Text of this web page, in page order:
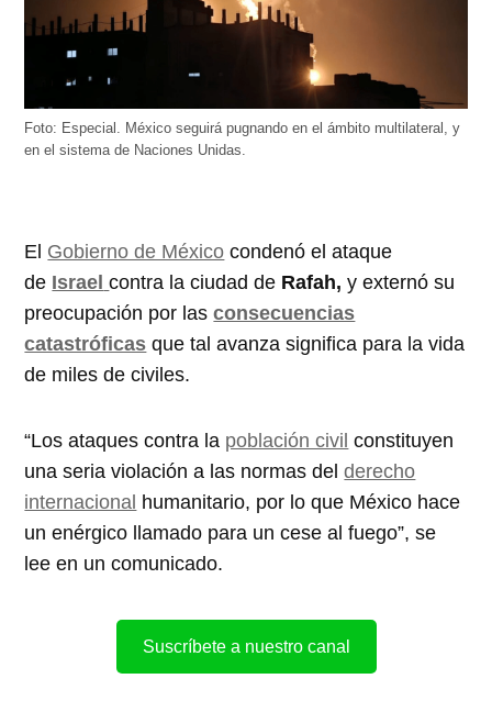
Foto: Especial. México seguirá pugnando en el ámbito multilateral, y
en el sistema de Naciones Unidas.
El Gobierno de México condenó el ataque
de Israel contra la ciudad de Rafah, y externó su
preocupación por lasconsecuencias
catastróficas que tal avanza significa para la vida
de miles de civiles.
“Los ataques contra la población civil constituyen
una seria violación a las normas delderecho
internacional humanitario, por lo que México hace
un enérgico llamado para un cese al fuego”, se
lee en un comunicado.
Suscríbete a nuestro canal